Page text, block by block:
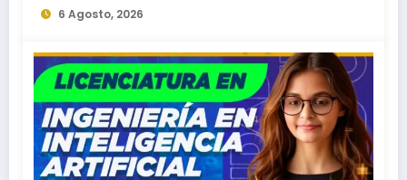
Puerto Escondido, Ixtepec y en la
6 Agosto, 2026